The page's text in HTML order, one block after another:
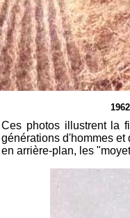
1962
Ces photos illustrent la
générations d'hommes et
en arrière-plan, les